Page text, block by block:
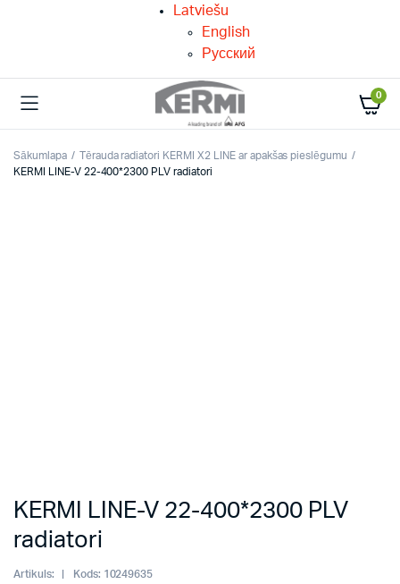
Latviešu
English
Русский
0
Sākumlapa
Tērauda radiatori KERMI X2 LINE ar apakšas pieslēgumu
KERMI LINE-V 22-400*2300 PLV radiatori
KERMI LINE-V 22-400*2300 PLV
radiatori
Artikuls: Kods: 10249635